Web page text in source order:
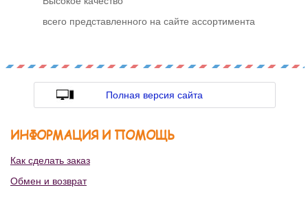
всего представленного на сайте ассортимента
Полная версия сайта
ИНФОРМАЦИЯ И ПОМОЩЬ
Как сделать заказ
Обмен и возврат